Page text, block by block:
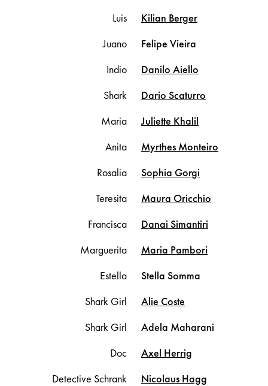
Luis
Kilian Berger
Juano
Felipe Vieira
Indio
Danilo Aiello
Shark
Dario Scaturro
Maria
Juliette Khalil
Anita
Myrthes Monteiro
Rosalia
Sophia Gorgi
Teresita
Maura Oricchio
Francisca
Danai Simantiri
Marguerita
Maria Pambori
Estella
Stella Somma
Shark Girl
Alie Coste
Shark Girl
Adela Maharani
Doc
Axel Herrig
Detective Schrank
Nicolaus Hagg